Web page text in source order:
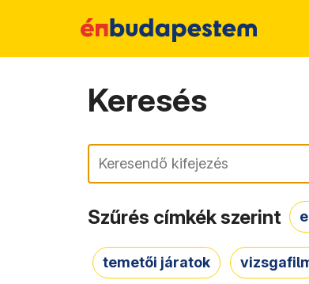
Keresés
Keresés
Szűrés címkék szerint
temetői járatok